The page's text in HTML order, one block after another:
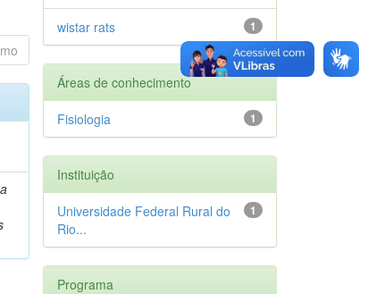
1
wistar rats
Áreas de conhecimento
1
Fisiologia
Instituição
1
Universidade Federal Rural do
Rio...
Programa